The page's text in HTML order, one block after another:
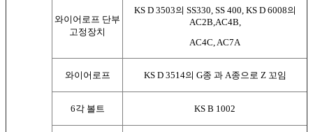
와이어로프 단부
고정장치
KS D 3503의 SS330, SS 400, KS D 6008의
AC2B,AC4B,
AC4C, AC7A
와이어로프 KS D 3514의 G종 과 A종으로 Z 꼬임
6각 볼트 KS B 1002